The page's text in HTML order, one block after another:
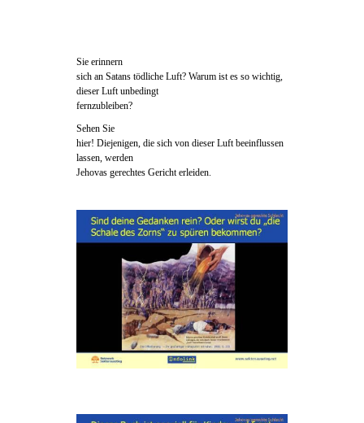
Sie erinnern
sich an Satans tödliche Luft? Warum ist es so wichtig,
dieser Luft unbedingt
fernzubleiben?
Sehen Sie
hier! Diejenigen, die sich von dieser Luft beeinflussen
lassen, werden
Jehovas gerechtes Gericht erleiden.